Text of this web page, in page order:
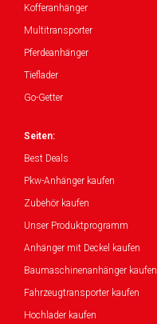
Kofferanhänger
Multitransporter
Pferdeanhänger
Tieflader
Go-Getter
Seiten:
Best Deals
Pkw-Anhänger kaufen
Zubehör kaufen
Unser Produktprogramm
Anhänger mit Deckel kaufen
Baumaschinenanhänger kaufen
Fahrzeugtransporter kaufen
Hochlader kaufen